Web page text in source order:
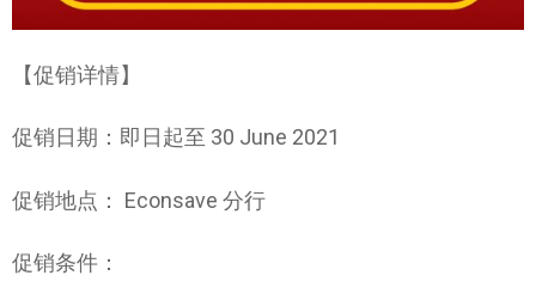
【促销详情】
促销日期：即日起至 30 June 2021
促销地点： Econsave 分行
促销条件：